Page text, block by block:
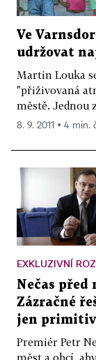
Ve
udržovat
Martin Louka
"přiživovaná
městě. Jednou
8. 9. 2011 ▪ 4 min.
EXKLUZIVNÍ
Nečas před
Zázračné
jen primitiv
Premiér Petr
měst a obcí,